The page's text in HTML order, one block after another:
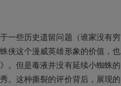
一些历史遗留问题（谁家没有穷
侠这个漫威英雄形象的价值，也
。但是毒液并没有延续小蜘蛛的
。这种撕裂的评价背后，展现的